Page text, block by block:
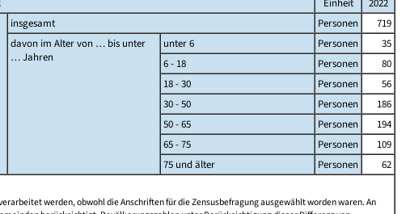
insgesamt Personen
719
davon im Alter von … bis unter
… Jahren
unter 6 Personen
35
6 - 18
Personen
80
18 - 30
Personen
56
30 - 50
Personen
186
50 - 65
Personen
194
65 - 75
Personen
109
75 und älter
Personen
62
werden, obwohl die Anschriften für die Zensusbefragung ausgewählt worden waren. An